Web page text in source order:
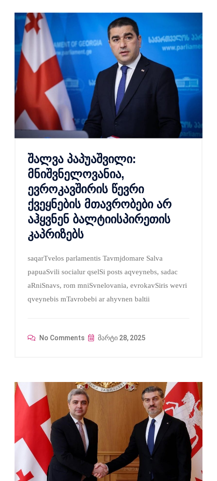
შალვა პაპუაშვილი:
მნიშვნელოვანია,
ევროკავშირის წევრი
ქვეყნების მთავრობები არ
აჰყვნენ ბალტიისპირეთის
კაპრიზებს
saqarTvelos parlamentis Tavmjdomare Salva
papuaSvili socialur qselSi posts aqveynebs, sadac
aRniSnavs, rom mniSvnelovania, evrokavSiris wevri
qveynebis mTavrobebi ar ahyvnen baltii
No Comments მარტი 28, 2025